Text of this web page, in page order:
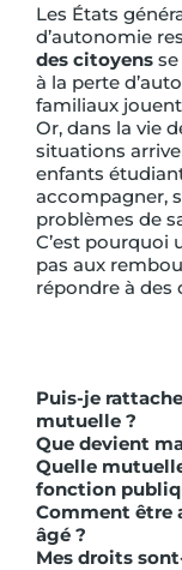
Les États
d’autonomie
des citoyens
à la perte
familiaux
Or, dans la vie
situations
enfants
accompagner,
problèmes de
C’est pourquoi
pas aux
répondre à des
Puis-je
mutuelle ?
Que devient
Quelle
fonction
Comment être
âgé ?
Mes droits